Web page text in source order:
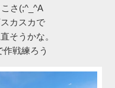
さ(;^_^A
カスカで
そうかな。
戦練ろう